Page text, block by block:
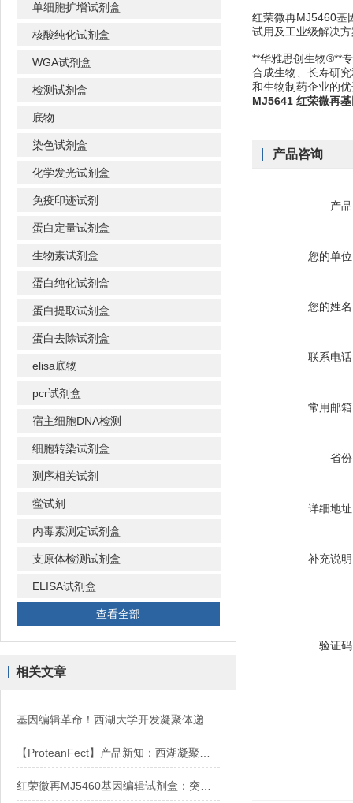
单细胞扩增试剂盒
核酸纯化试剂盒
WGA试剂盒
检测试剂盒
底物
染色试剂盒
化学发光试剂盒
免疫印迹试剂
蛋白定量试剂盒
生物素试剂盒
蛋白纯化试剂盒
蛋白提取试剂盒
蛋白去除试剂盒
elisa底物
pcr试剂盒
宿主细胞DNA检测
细胞转染试剂盒
测序相关试剂
鲎试剂
内毒素测定试剂盒
支原体检测试剂盒
ELISA试剂盒
查看全部
相关文章
红荣微再MJ5460基
试用及工业级解决
**华雅思创生物®**
合成生物、长寿研
和生物制药企业的
MJ5641 红荣微再
产品咨询
产
您的单
您的姓
联系电
常用邮
省
详细地
补充说
验证